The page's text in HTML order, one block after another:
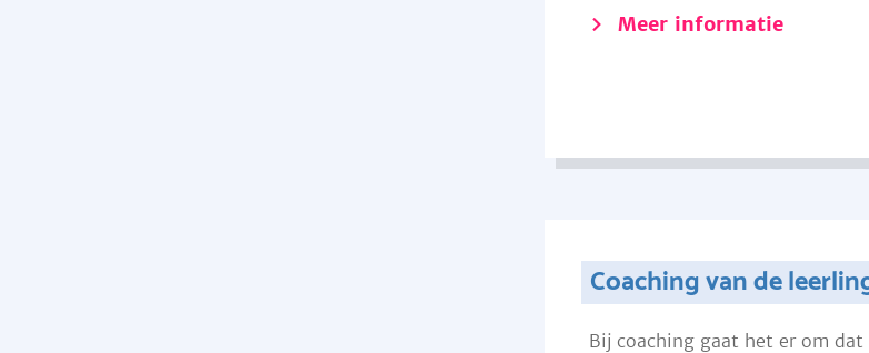
Meer informatie
Coaching van de
Bij coaching gaat het er om dat